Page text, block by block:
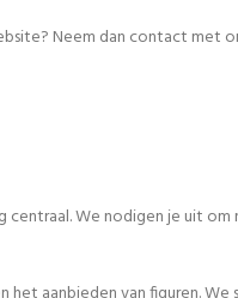
Neem dan contact met
centraal. We nodigen je uit